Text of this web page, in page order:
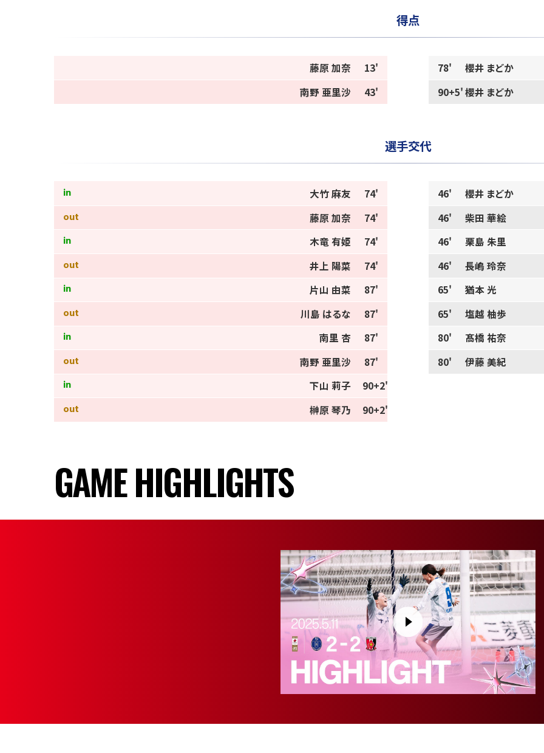
得点
藤原 加奈
13'
南野 亜里沙
43'
櫻井 まどか
78'
櫻井 まどか
90+5'
選手交代
in 大竹 麻友 74'
out 藤原 加奈 74'
in 木竜 有姫 74'
out 井上 陽菜 74'
in 片山 由菜 87'
out 川島 はるな 87'
in 南里 杏 87'
out 南野 亜里沙 87'
in 下山 莉子 90+2'
out 榊原 琴乃 90+2'
櫻井 まどか
46'
柴田 華絵
46'
栗島 朱里
46'
長嶋 玲奈
46'
猶本 光
65'
塩越 柚歩
65'
髙橋 祐奈
80'
伊藤 美紀
80'
GAME HIGHLIGHTS